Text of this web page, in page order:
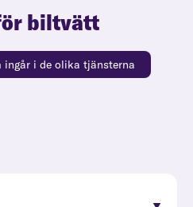
biltvätt
ingår i de olika tjänsterna